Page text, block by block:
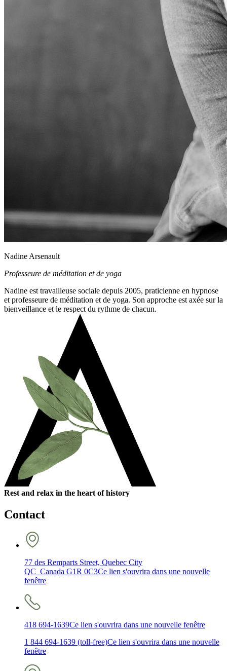
Nadine Arsenault
Professeure de méditation et de yoga
Nadine est travailleuse sociale depuis 2005, praticienne en hypnose
et professeure de méditation et de yoga. Son approche est axée sur la
bienveillance et le respect du rythme de chacun.
Rest and relax in the heart of history
Contact
77 des Remparts Street, Quebec City
QC Canada G1R 0C3Ce lien s'ouvrira dans une nouvelle
fenêtre
418 694-1639Ce lien s'ouvrira dans une nouvelle fenêtre
1 844 694-1639 (toll-free)Ce lien s'ouvrira dans une nouvelle
fenêtre